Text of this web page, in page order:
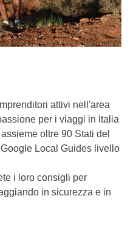
attivi nell'area
per i viaggi in Italia
oltre 90 Stati del
Local Guides livello
i loro consigli per
in sicurezza e in